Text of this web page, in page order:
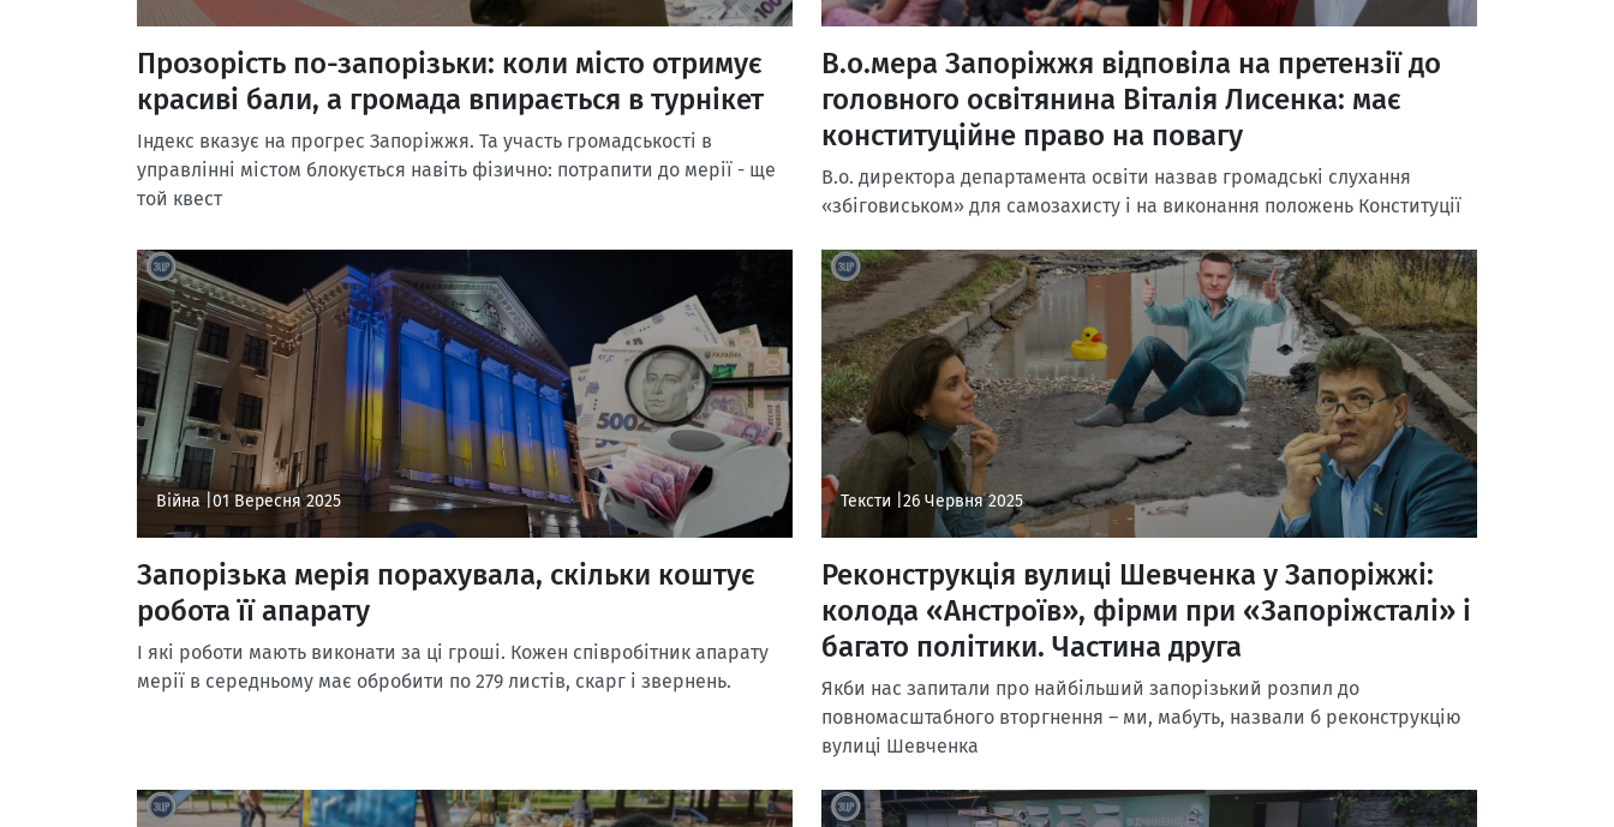
Прозорість по-запорізьки: коли місто отримує
красиві бали, а громада впирається в турнікет
Індекс вказує на прогрес Запоріжжя. Та участь громадськості в
управлінні містом блокується навіть фізично: потрапити до мерії - ще
той квест
В.о.мера Запоріжжя відповіла на претензії до
головного освітянина Віталія Лисенка: має
конституційне право на повагу
В.о. директора департамента освіти назвав громадські слухання
«збіговиськом» для самозахисту і на виконання положень Конституції
Війна | 01 Вересня 2025
Запорізька мерія порахувала, скільки коштує
робота її апарату
І які роботи мають виконати за ці гроші. Кожен співробітник апарату
мерії в середньому має обробити по 279 листів, скарг і звернень.
Тексти | 26 Червня 2025
Реконструкція вулиці Шевченка у Запоріжжі:
колода «Анстроїв», фірми при «Запоріжсталі» і
багато політики. Частина друга
Якби нас запитали про найбільший запорізький розпил до
повномасштабного вторгнення – ми, мабуть, назвали б реконструкцію
вулиці Шевченка